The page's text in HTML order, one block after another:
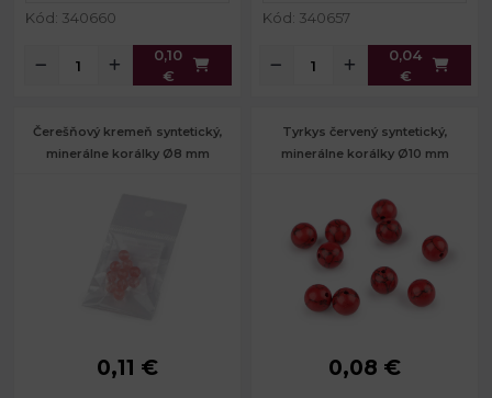
Kód: 340660
0,10
€
Kód: 340657
0,04
€
Čerešňový kremeň syntetický,
minerálne korálky Ø8 mm
8 mm
0,11 €
Tyrkys červený syntetický,
minerálne korálky Ø10 mm
Priemer:
10 mm
0,08 €